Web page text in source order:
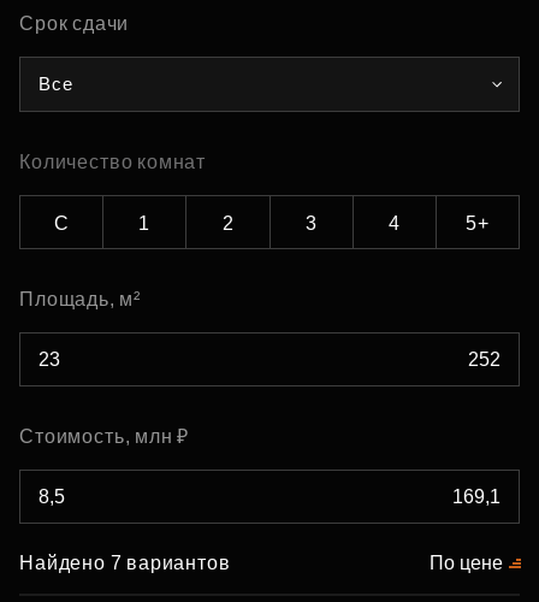
Срок сдачи
Все
Количество комнат
С 1 2 3 4 5+
Площадь, м²
Стоимость, млн ₽
Найдено 7 вариантов По цене